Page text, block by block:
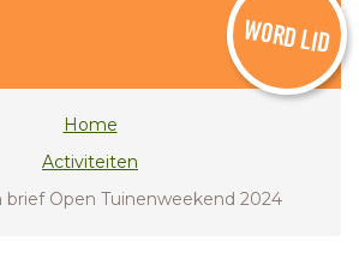
WORD LID
Home
Activiteiten
brief Open Tuinenweekend 2024